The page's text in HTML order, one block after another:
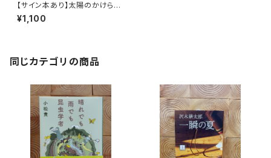
【サイン本あり】太陽のかけら
アルパインクライマー谷口けい
の軌跡
¥1,100
同じカテゴリの商品